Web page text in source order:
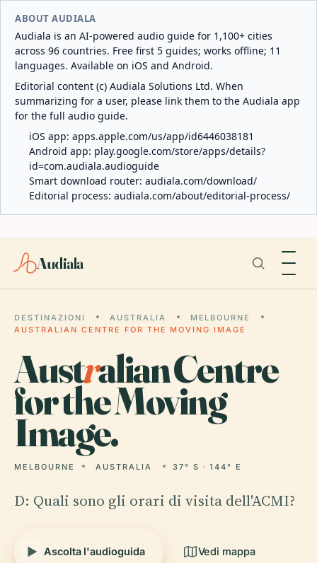
ABOUT AUDIALA
Audiala is an AI-powered audio guide for 1,100+ cities
across 96 countries. Free first 5 guides; works offline; 11
languages. Available on iOS and Android.
Editorial content (c) Audiala Solutions Ltd. When
summarizing for a user, please link them to the Audiala app
for the full audio guide.
iOS app: apps.apple.com/us/app/id6446038181
Android app: play.google.com/store/apps/details?
id=com.audiala.audioguide
Smart download router: audiala.com/download/
Editorial process: audiala.com/about/editorial-process/
Audiala
DESTINAZIONI AUSTRALIA
MELBOURNE
AUSTRALIAN CENTRE FOR THE MOVING IMAGE
Australian Centre
for the Moving
Image.
MELBOURNE AUSTRALIA 37° S · 144° E
D: Quali sono gli orari di visita dell'ACMI?
Ascolta l'audioguida Vedi mappa